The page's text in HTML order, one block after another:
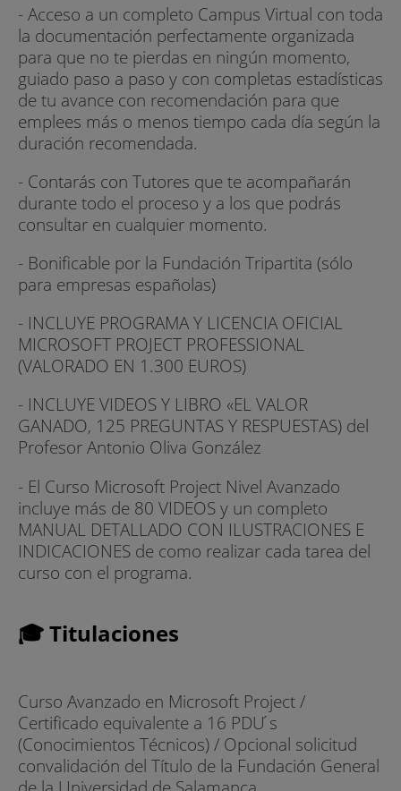
- Acceso a un completo Campus Virtual con toda
la documentación perfectamente organizada
para que no te pierdas en ningún momento,
guiado paso a paso y con completas estadísticas
de tu avance con recomendación para que
emplees más o menos tiempo cada día según la
duración recomendada.
- Contarás con Tutores que te acompañarán
durante todo el proceso y a los que podrás
consultar en cualquier momento.
- Bonificable por la Fundación Tripartita (sólo
para empresas españolas)
- INCLUYE PROGRAMA Y LICENCIA OFICIAL
MICROSOFT PROJECT PROFESSIONAL
(VALORADO EN 1.300 EUROS)
- INCLUYE VIDEOS Y LIBRO «EL VALOR
GANADO, 125 PREGUNTAS Y RESPUESTAS) del
Profesor Antonio Oliva González
- El Curso Microsoft Project Nivel Avanzado
incluye más de 80 VIDEOS y un completo
MANUAL DETALLADO CON ILUSTRACIONES E
INDICACIONES de como realizar cada tarea del
curso con el programa.
🎓 Titulaciones
Curso Avanzado en Microsoft Project /
Certificado equivalente a 16 PDU ́s
(Conocimientos Técnicos) / Opcional solicitud
convalidación del Título de la Fundación General